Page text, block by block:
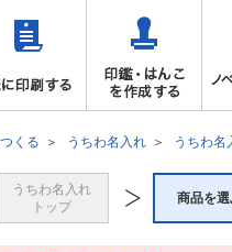
くる うちわ名入れ うちわ名
うちわ名入れ
トップ
商品を